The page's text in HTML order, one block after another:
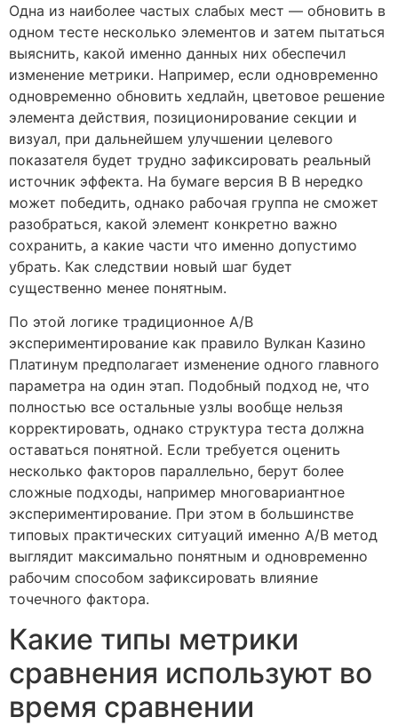
Одна из наиболее частых слабых мест — обновить в
одном тесте несколько элементов и затем пытаться
выяснить, какой именно данных них обеспечил
изменение метрики. Например, если одновременно
одновременно обновить хедлайн, цветовое решение
элемента действия, позиционирование секции и
визуал, при дальнейшем улучшении целевого
показателя будет трудно зафиксировать реальный
источник эффекта. На бумаге версия B B нередко
может победить, однако рабочая группа не сможет
разобраться, какой элемент конкретно важно
сохранить, а какие части что именно допустимо
убрать. Как следствии новый шаг будет
существенно менее понятным.
По этой логике традиционное A/B
экспериментирование как правило Вулкан Казино
Платинум предполагает изменение одного главного
параметра на один этап. Подобный подход не, что
полностью все остальные узлы вообще нельзя
корректировать, однако структура теста должна
оставаться понятной. Если требуется оценить
несколько факторов параллельно, берут более
сложные подходы, например многовариантное
экспериментирование. При этом в большинстве
типовых практических ситуаций именно A/B метод
выглядит максимально понятным и одновременно
рабочим способом зафиксировать влияние
точечного фактора.
Какие типы метрики
сравнения используют во
время сравнении